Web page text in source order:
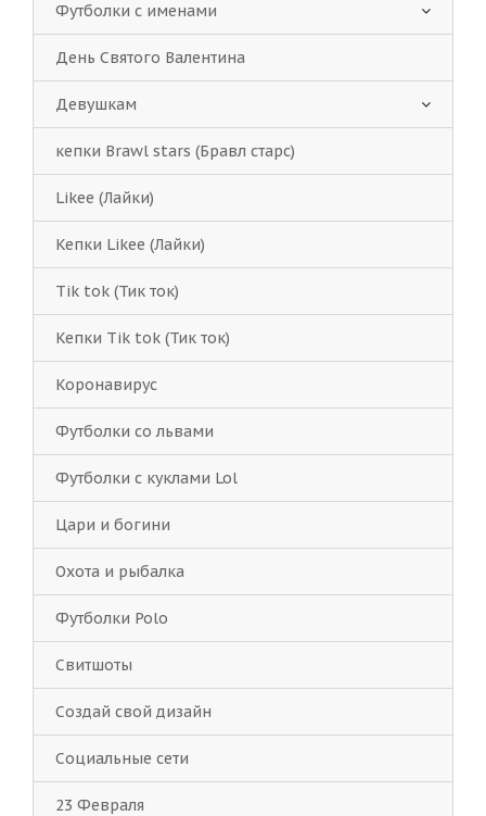
Футболки с именами
День Святого Валентина
Девушкам
кепки Brawl stars (Бравл старс)
Likee (Лайки)
Кепки Likee (Лайки)
Tik tok (Тик ток)
Кепки Tik tok (Тик ток)
Коронавирус
Футболки со львами
Футболки с куклами Lol
Цари и богини
Охота и рыбалка
Футболки Polo
Свитшоты
Создай свой дизайн
Социальные сети
23 Февраля